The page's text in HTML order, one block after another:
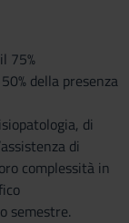
75%
della presenza
di
di
complessità in
semestre.